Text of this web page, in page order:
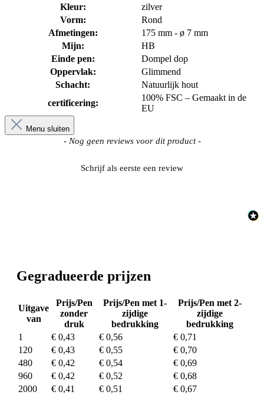
Kleur:
zilver
Vorm:
Rond
Afmetingen:
175 mm - ø 7 mm
Mijn:
HB
Einde pen:
Dompel dop
Oppervlak:
Glimmend
Schacht:
Natuurlijk hout
certificering:
100% FSC – Gemaakt in de
EU
Menu sluiten
- Nog geen reviews voor dit product -
Schrijf als eerste een review
New content loaded
Gegradueerde prijzen
Uitgave
van
Prijs/Pen
zonder
druk
Prijs/Pen met 1-
zijdige
bedrukking
Prijs/Pen met 2-
zijdige
bedrukking
1
€ 0,43 € 0,56
€ 0,71
120
€ 0,43 € 0,55
€ 0,70
480
€ 0,42 € 0,54
€ 0,69
960
€ 0,42 € 0,52
€ 0,68
2000
€ 0,41 € 0,51
€ 0,67